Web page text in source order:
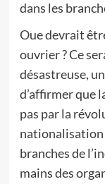
dans les
Oue devrait
ouvrier ? Ce
désastreuse,
d’affirmer que
pas par la
nationalisation
branches de
mains des